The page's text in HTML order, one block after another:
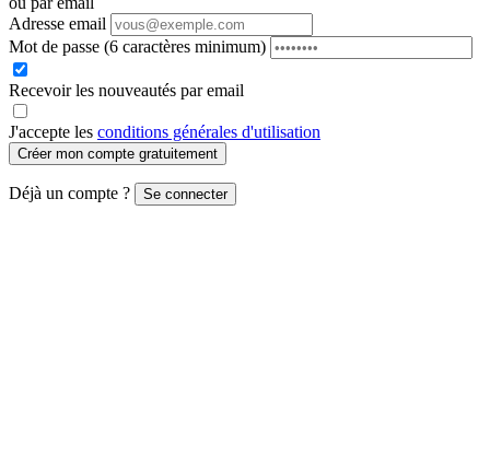
Adresse email
Mot de passe (6 caractères minimum)
Recevoir les nouveautés par email
J'accepte les conditions générales d'utilisation
Créer mon compte gratuitement
Déjà un compte ? Se connecter